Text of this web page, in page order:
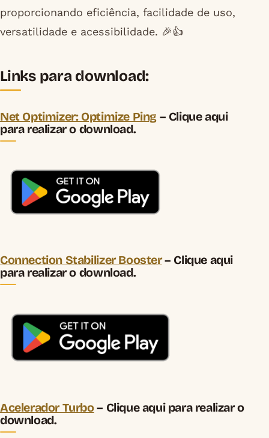
proporcionando eficiência, facilidade de uso,
versatilidade e acessibilidade. 🎉👍
Links para download:
Net Optimizer: Optimize Ping– Clique aqui
para realizar o download.
Connection Stabilizer Booster– Clique aqui
para realizar o download.
Acelerador Turbo– Clique aqui para realizar o
download.